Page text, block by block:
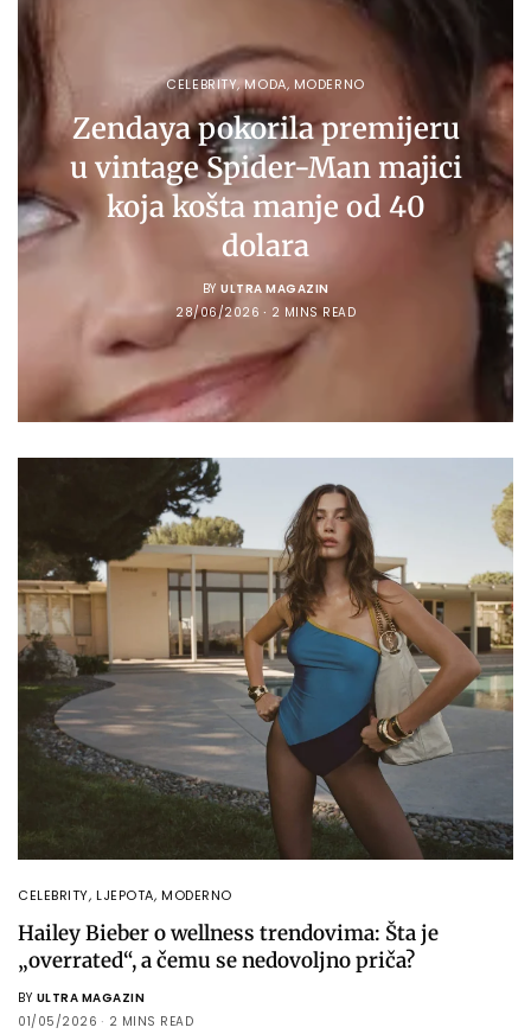
CELEBRITY,MODA, MODERNO
Zendaya pokorila premijeru
u vintage Spider-Man majici
koja košta manje od 40
dolara
BY ULTRA MAGAZIN
28/06/2026
2 MINS READ
CELEBRITY,LJEPOTA,MODERNO
Hailey Bieber o wellness trendovima: Šta je
„overrated“, a čemu se nedovoljno priča?
BY ULTRA MAGAZIN
01/05/2026
2 MINS READ